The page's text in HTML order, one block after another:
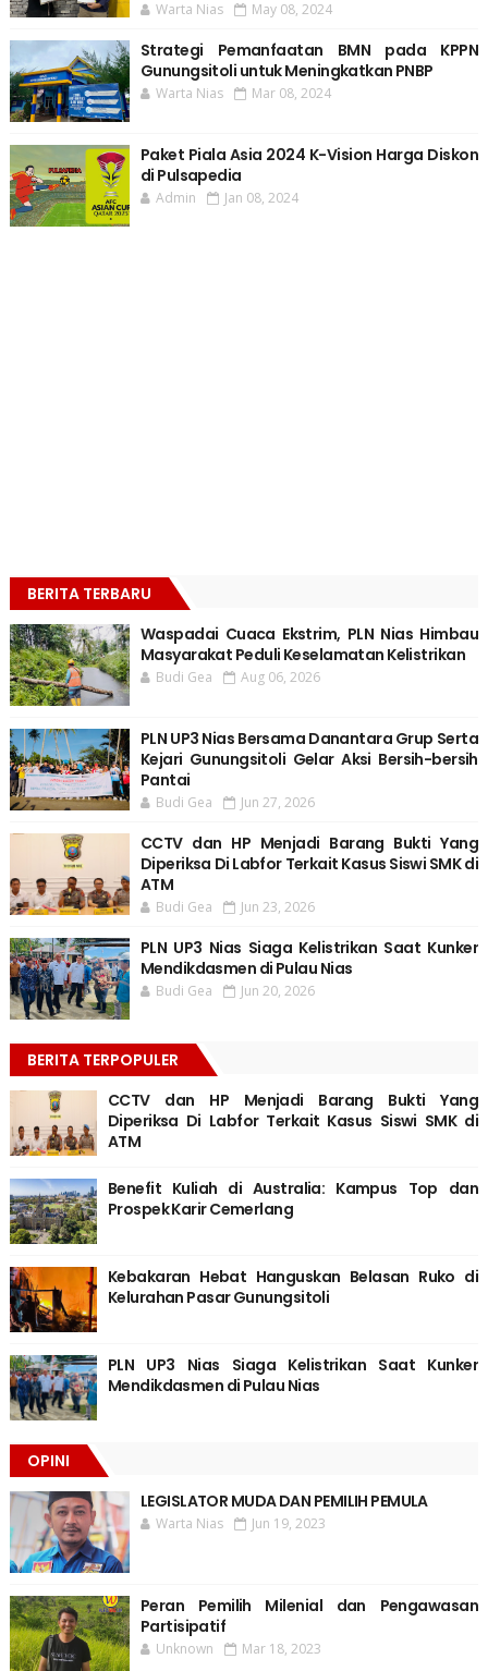
Warta Nias May 08, 2024
Strategi Pemanfaatan BMN pada KPPN
Gunungsitoli untuk Meningkatkan PNBP
Warta Nias Mar 08, 2024
Paket Piala Asia 2024 K-Vision Harga Diskon
di Pulsapedia
Admin Jan 08, 2024
BERITA TERBARU
Waspadai Cuaca Ekstrim, PLN Nias Himbau
Masyarakat Peduli Keselamatan Kelistrikan
Budi Gea Aug 06, 2026
PLN UP3 Nias Bersama Danantara Grup Serta
Kejari Gunungsitoli Gelar Aksi Bersih-bersih
Pantai
Budi Gea Jun 27, 2026
CCTV dan HP Menjadi Barang Bukti Yang
Diperiksa Di Labfor Terkait Kasus Siswi SMK di
ATM
Budi Gea Jun 23, 2026
PLN UP3 Nias Siaga Kelistrikan Saat Kunker
Mendikdasmen di Pulau Nias
Budi Gea Jun 20, 2026
BERITA TERPOPULER
CCTV dan HP Menjadi Barang Bukti Yang
Diperiksa Di Labfor Terkait Kasus Siswi SMK di
ATM
Benefit Kuliah di Australia: Kampus Top dan
Prospek Karir Cemerlang
Kebakaran Hebat Hanguskan Belasan Ruko di
Kelurahan Pasar Gunungsitoli
PLN UP3 Nias Siaga Kelistrikan Saat Kunker
Mendikdasmen di Pulau Nias
OPINI
LEGISLATOR MUDA DAN PEMILIH PEMULA
Warta Nias Jun 19, 2023
Peran Pemilih Milenial dan Pengawasan
Partisipatif
Unknown Mar 18, 2023